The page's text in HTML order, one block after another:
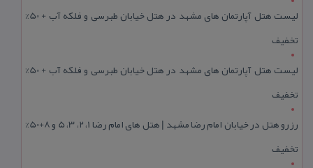
لیست هتل آپارتمان های مشهد در هتل خیابان طبرسی و فلکه آب + 50%
تخفیف
لیست هتل آپارتمان های مشهد در هتل خیابان طبرسی و فلکه آب + 50%
تخفیف
رزرو هتل در خیابان امام رضا مشهد | هتل‌ های امام رضا 1، 2، 3، 5 و 8+50%
تخفیف